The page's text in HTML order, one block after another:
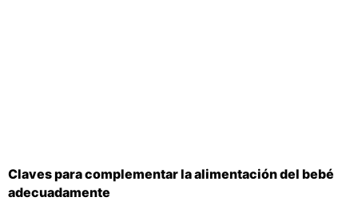
Claves para complementar la alimentación del bebé
adecuadamente